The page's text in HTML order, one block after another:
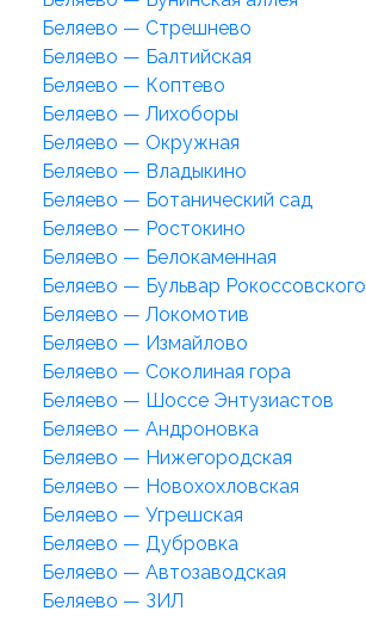
Беляево — Стрешнево
Беляево — Балтийская
Беляево — Коптево
Беляево — Лихоборы
Беляево — Окружная
Беляево — Владыкино
Беляево — Ботанический сад
Беляево — Ростокино
Беляево — Белокаменная
Беляево — Бульвар Рокоссовского
Беляево — Локомотив
Беляево — Измайлово
Беляево — Соколиная гора
Беляево — Шоссе Энтузиастов
Беляево — Андроновка
Беляево — Нижегородская
Беляево — Новохохловская
Беляево — Угрешская
Беляево — Дубровка
Беляево — Автозаводская
Беляево — ЗИЛ